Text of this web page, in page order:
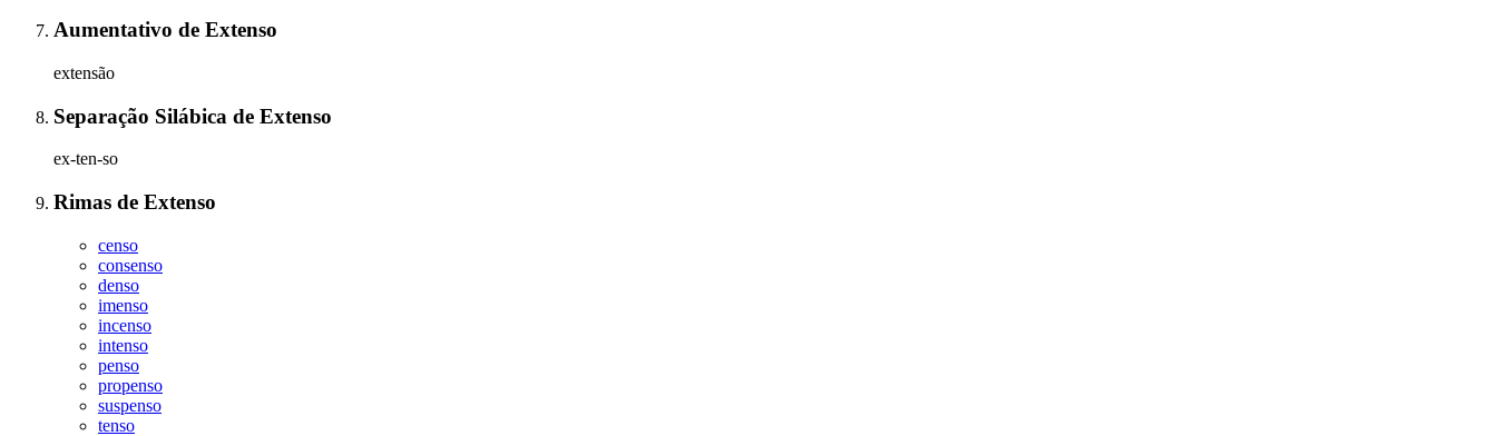
Aumentativo de Extenso
extensão
Separação Silábica de Extenso
ex-ten-so
Rimas de Extenso
censo
consenso
denso
imenso
incenso
intenso
penso
propenso
suspenso
tenso